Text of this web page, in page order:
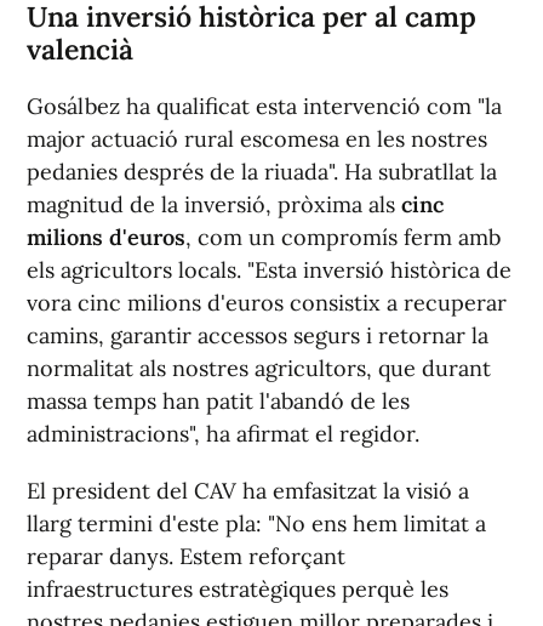
Una inversió històrica per al camp
valencià
Gosálbez ha qualificat esta intervenció com "la
major actuació rural escomesa en les nostres
pedanies després de la riuada". Ha subratllat la
magnitud de la inversió, pròxima als cinc
milions d'euros, com un compromís ferm amb
els agricultors locals. "Esta inversió històrica de
vora cinc milions d'euros consistix a recuperar
camins, garantir accessos segurs i retornar la
normalitat als nostres agricultors, que durant
massa temps han patit l'abandó de les
administracions", ha afirmat el regidor.
El president del CAV ha emfasitzat la visió a
llarg termini d'este pla: "No ens hem limitat a
reparar danys. Estem reforçant
infraestructures estratègiques perquè les